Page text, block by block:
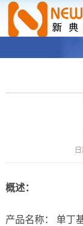
概述：
产品名称： 单丁